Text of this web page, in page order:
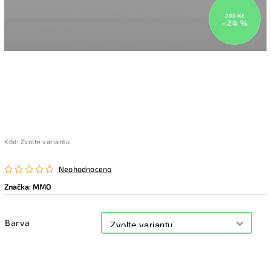
293 Kč
–24 %
Kód: Zvolte variantu
Neohodnoceno
Značka:MMO
Barva